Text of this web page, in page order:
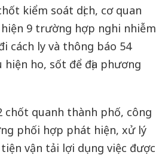
kiểm soát dịch, cơ quan
9 trường hợp nghi nhiễm
cách ly và thông báo 54
ho, sốt để địa phương
chốt quanh thành phố, công
phối hợp phát hiện, xử lý
vận tải lợi dụng việc được